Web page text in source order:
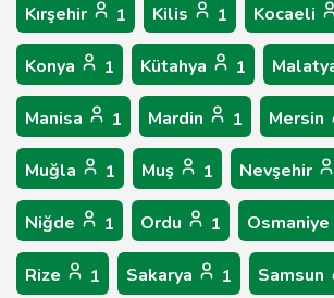
Kırşehir 1 Kilis 1 Kocaeli
Konya 1 Kütahya 1
Manisa 1 Mardin 1 Mersin
Muğla 1 Muş 1 Nevşehir
Niğde 1 Ordu 1 Osmaniye
Rize 1 Sakarya 1 Samsun